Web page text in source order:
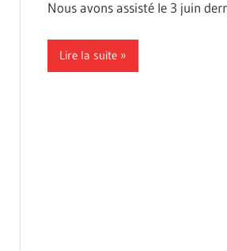
Nous avons assisté le 3 juin
Lire la suite